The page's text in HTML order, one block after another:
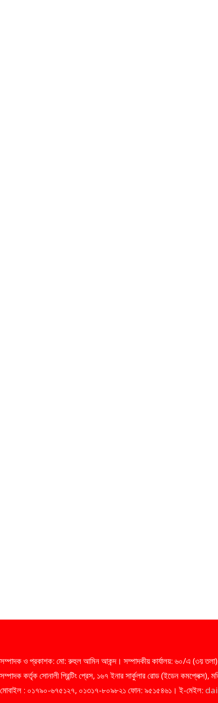
সম্পাদক ও প্রকাশক: মো: রুহুল আমিন আকন্দ। সম্পাদকীয় কার্যালয়: ৬০/এ (৩য় তলা),
সম্পাদক কর্তৃক সোনালী প্রিন্টিং প্রেস, ১৬৭ ইনার সার্কুলার রোড (ইডেন
মোবাইল : ০১৭৯০-৬৭৫১২৭, ০১৩১৭-৮০৯৮২১ ফোন: ৯৫১৫৪৬১। ই-মেইল: